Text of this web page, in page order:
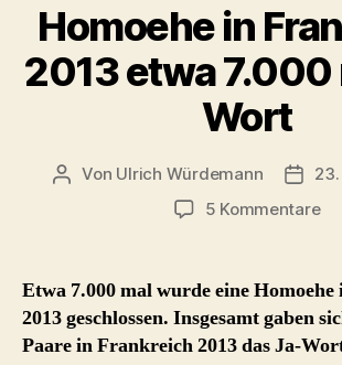
Homoehe in
2013 etwa 7.000
Wort
Beitragsautor
Von Ulrich Würdemann
5 Kommentarezu
Etwa 7.000 mal wurde eine
2013 geschlossen. Insgesamt gaben
Paare in Frankreich 2013 das Ja-